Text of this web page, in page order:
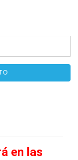
en las